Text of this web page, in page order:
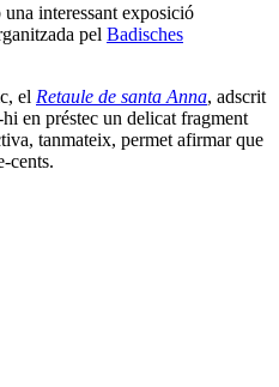
interessant exposició
pel Badisches
el Retaule de santa Anna, adscrit
en préstec un delicat fragment
tanmateix, permet afirmar que
cents.